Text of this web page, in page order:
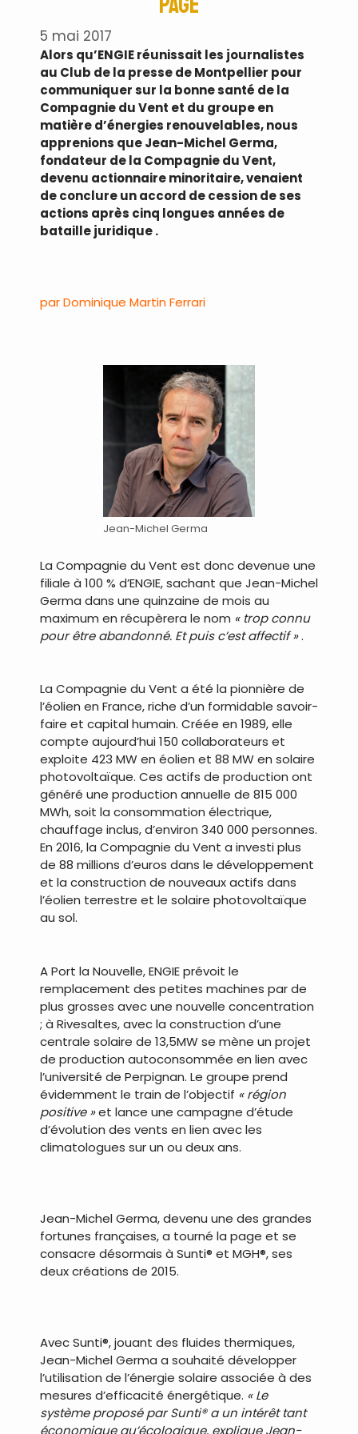
5 mai 2017
Alors qu’ENGIE réunissait les journalistes
au Club de la presse de Montpellier pour
communiquer sur la bonne santé de la
Compagnie du Vent et du groupe en
matière d’énergies renouvelables, nous
apprenions que Jean-Michel Germa,
fondateur de la Compagnie du Vent,
devenu actionnaire minoritaire, venaient
de conclure un accord de cession de ses
actions après cinq longues années de
bataille juridique .
par Dominique Martin Ferrari
Jean-Michel Germa
La Compagnie du Vent est donc devenue une
filiale à 100 % d’ENGIE, sachant que Jean-Michel
Germa dans une quinzaine de mois au
maximum en récupèrera le nom « trop connu
pour être abandonné. Et puis c’est affectif ».
La Compagnie du Vent a été la pionnière de
l’éolien en France, riche d’un formidable savoir-
faire et capital humain. Créée en 1989, elle
compte aujourd’hui 150 collaborateurs et
exploite 423 MW en éolien et 88 MW en solaire
photovoltaïque. Ces actifs de production ont
généré une production annuelle de 815 000
MWh, soit la consommation électrique,
chauffage inclus, d’environ 340 000 personnes.
En 2016, la Compagnie du Vent a investi plus
de 88 millions d’euros dans le développement
et la construction de nouveaux actifs dans
l’éolien terrestre et le solaire photovoltaïque
au sol.
A Port la Nouvelle, ENGIE prévoit le
remplacement des petites machines par de
plus grosses avec une nouvelle concentration
; à Rivesaltes, avec la construction d’une
centrale solaire de 13,5MW se mène un projet
de production autoconsommée en lien avec
l’université de Perpignan. Le groupe prend
évidemment le train de l’objectif « région
positive »et lance une campagne d’étude
d’évolution des vents en lien avec les
climatologues sur un ou deux ans.
Jean-Michel Germa, devenu une des grandes
fortunes françaises, a tourné la page et se
consacre désormais à Sunti® et MGH®, ses
deux créations de 2015.
Avec Sunti®, jouant des fluides thermiques,
Jean-Michel Germa a souhaité développer
l’utilisation de l’énergie solaire associée à des
mesures d’efficacité énergétique. « Le
système proposé par Sunti® a un intérêt tant
économique qu’écologique, explique Jean-